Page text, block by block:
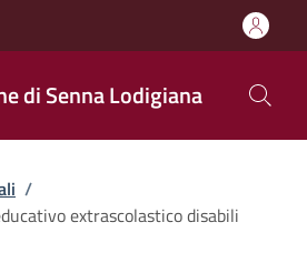
di Senna Lodigiana
/
extrascolastico disabili